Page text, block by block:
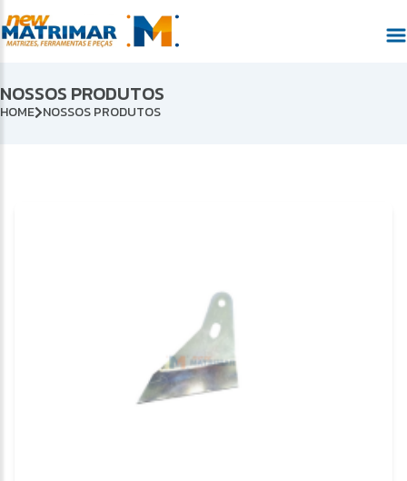
NOSSOS PRODUTOS
HOME NOSSOS PRODUTOS